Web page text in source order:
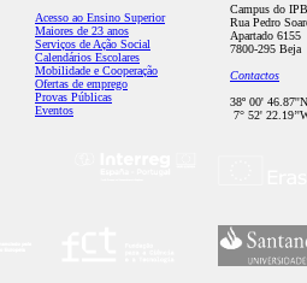
Acesso ao Ensino Superior
Maiores de 23 anos
Serviços de Ação Social
Calendários Escolares
Mobilidade e Cooperação
Ofertas de emprego
Provas Públicas
Eventos
Campus do
Rua Pedro
Apartado 6155
7800-295 Beja
Contactos
38º 00' 46.87''N
7° 52'